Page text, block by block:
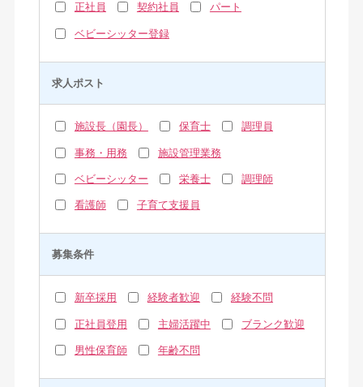
正社員 契約社員 パート
ベビーシッター登録
求人ポスト
施設長（園長） 保育士 調理員
事務・用務 施設管理業務
ベビーシッター 栄養士 調理師
看護師 子育て支援員
募集条件
新卒採用 経験者歓迎 経験不問
正社員登用 主婦活躍中 ブランク歓迎
男性保育師 年齢不問